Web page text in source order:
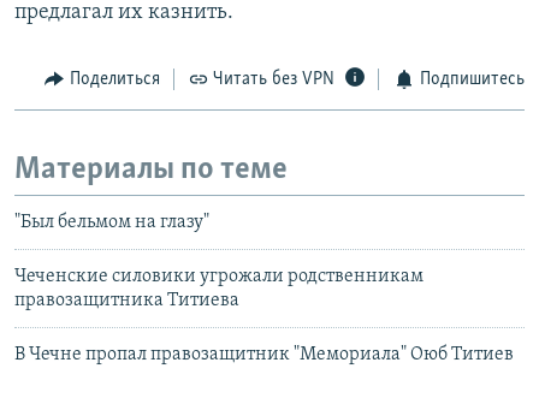
предлагал их казнить.
Поделиться Читать без VPN Подпишитесь
Материалы по теме
"Был бельмом на глазу"
Чеченские силовики угрожали родственникам
правозащитника Титиева
В Чечне пропал правозащитник "Мемориала" Оюб Титиев